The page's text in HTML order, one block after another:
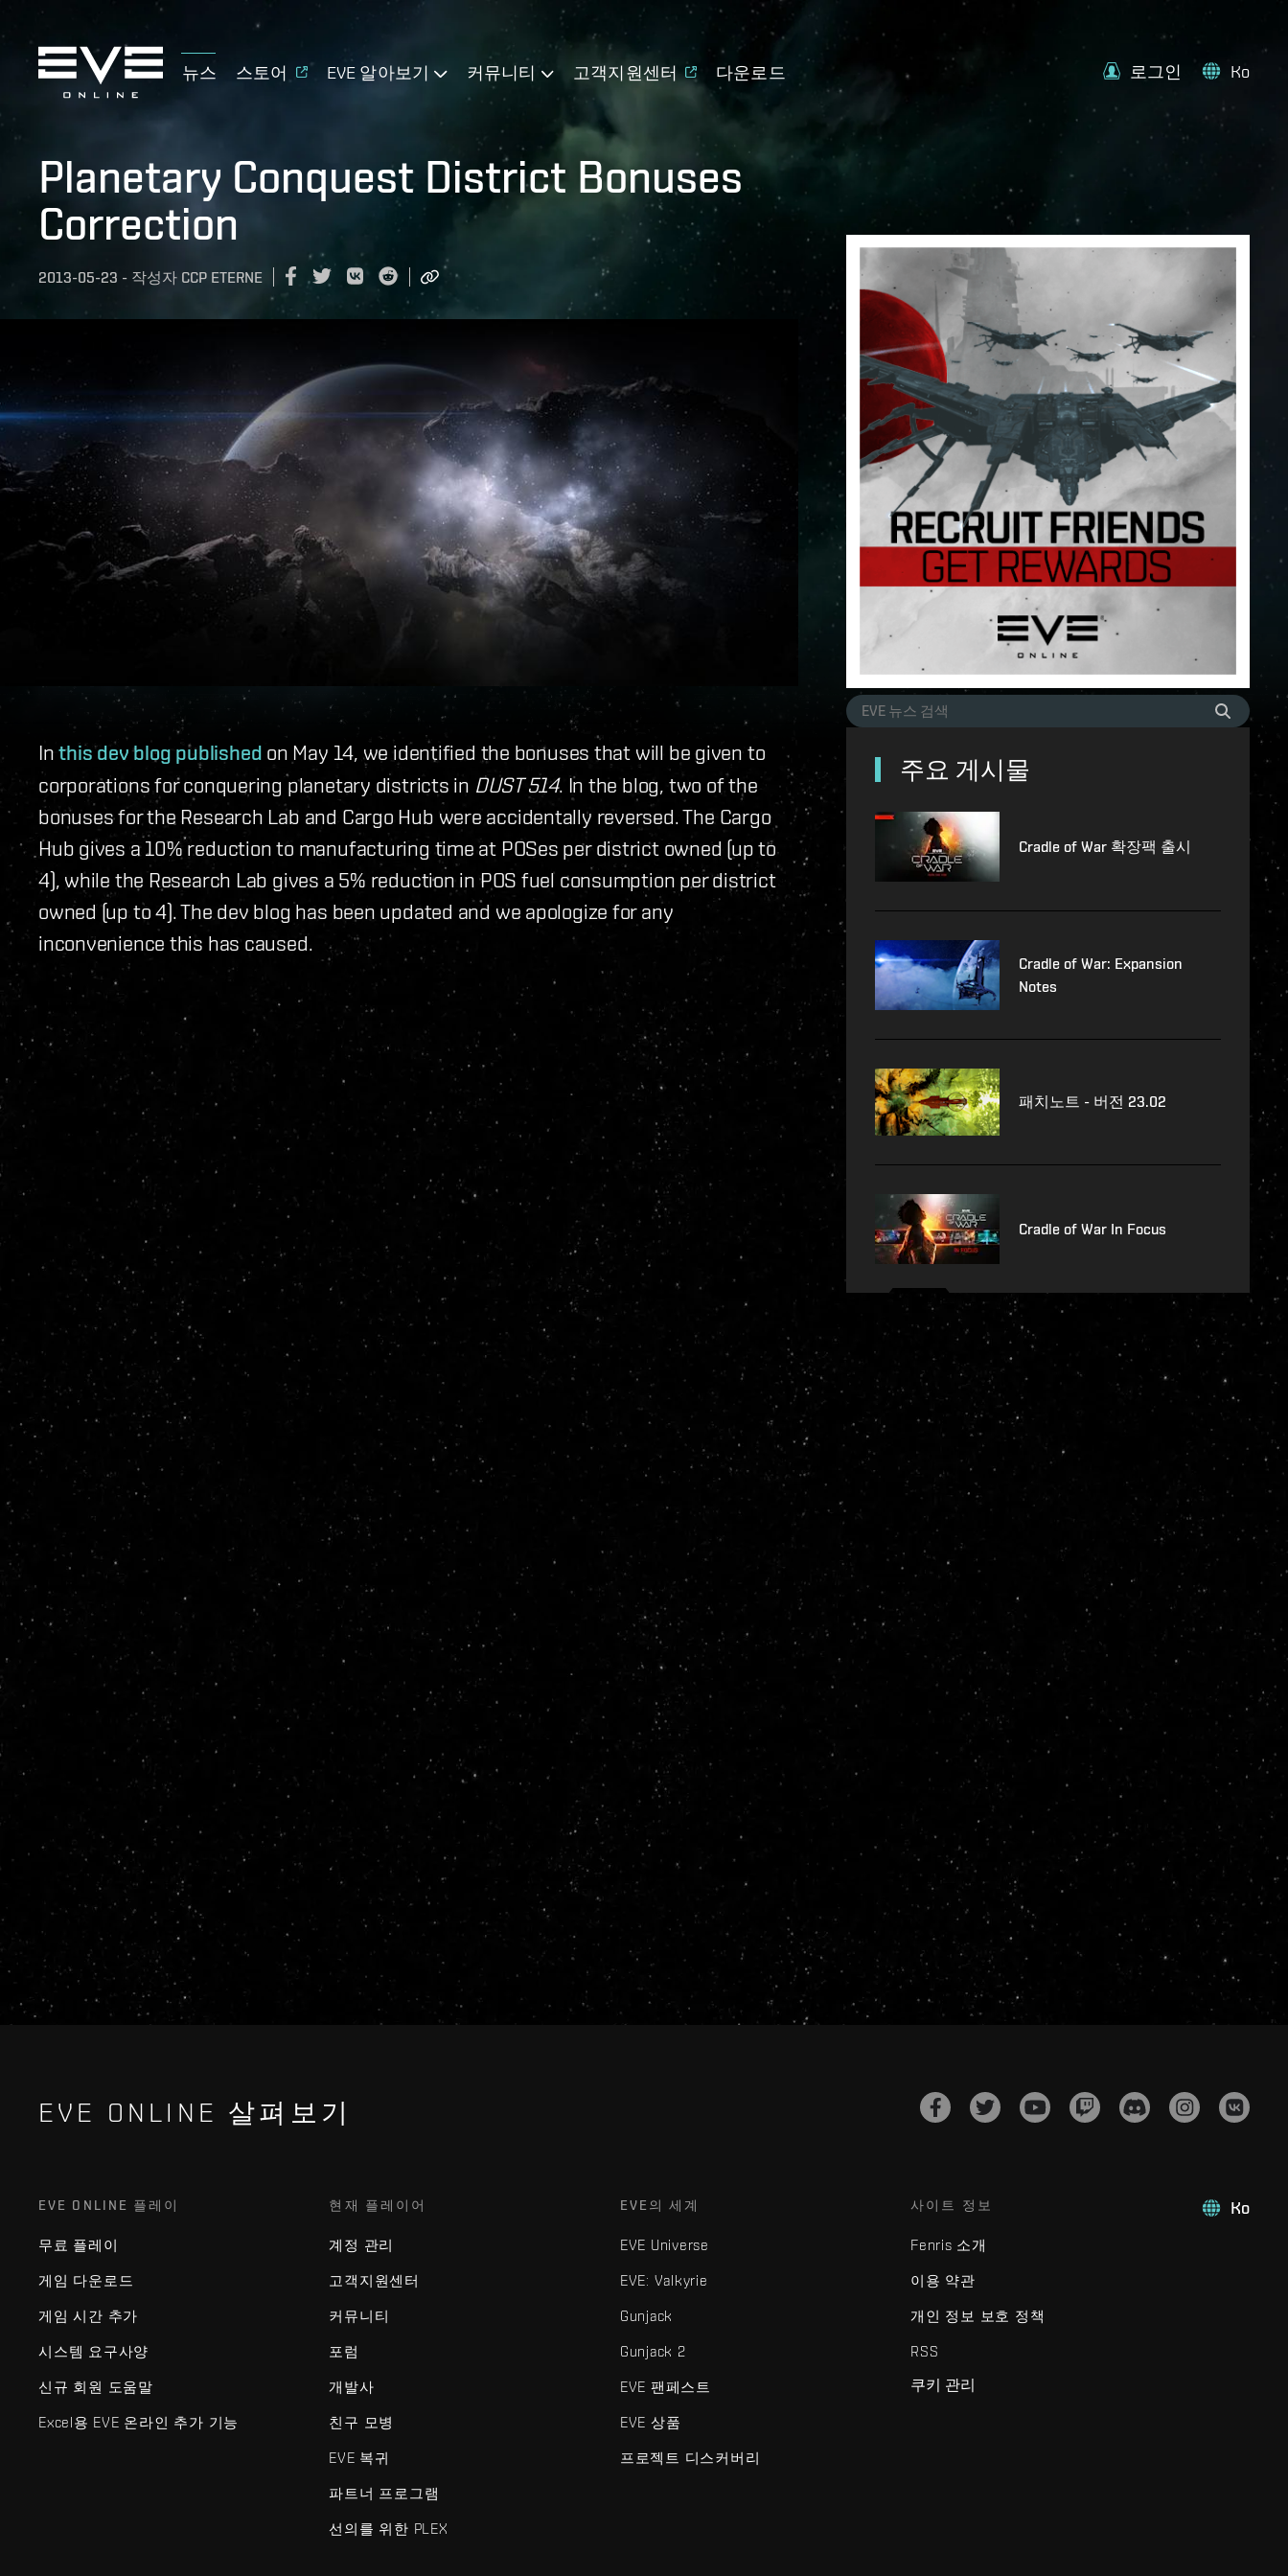
뉴스 스토어 EVE 알아보기 커뮤니티 고객지원센터 다운로드 로그인 Ko
Planetary Conquest District Bonuses
Correction
2013-05-23 - 작성자 CCP ETERNE
Inthis dev blog published on May 14, we identified the bonuses that will be given to
corporations for conquering planetary districts in DUST 514. In the blog, two of the
bonuses for the Research Lab and Cargo Hub were accidentally reversed. The Cargo
Hub gives a 10% reduction to manufacturing time at POSes per district owned (up to
4), while the Research Lab gives a 5% reduction in POS fuel consumption per district
owned (up to 4). The dev blog has been updated and we apologize for any
inconvenience this has caused.
주요 게시물
Cradle of War 확장팩 출시
Cradle of War: Expansion
Notes
패치노트 - 버전 23.02
Cradle of War In Focus
EVE ONLINE 살펴보기
Ko
EVE ONLINE 플레이
무료 플레이
게임 다운로드
게임 시간 추가
시스템 요구사양
신규 회원 도움말
Excel용 EVE 온라인 추가 기능
현재 플레이어
계정 관리
고객지원센터
커뮤니티
포럼
개발사
친구 모병
EVE 복귀
파트너 프로그램
선의를 위한 PLEX
EVE의 세계
EVE Universe
EVE: Valkyrie
Gunjack
Gunjack 2
EVE 팬페스트
EVE 상품
프로젝트 디스커버리
사이트 정보
Fenris 소개
이용 약관
개인 정보 보호 정책
RSS
쿠키 관리